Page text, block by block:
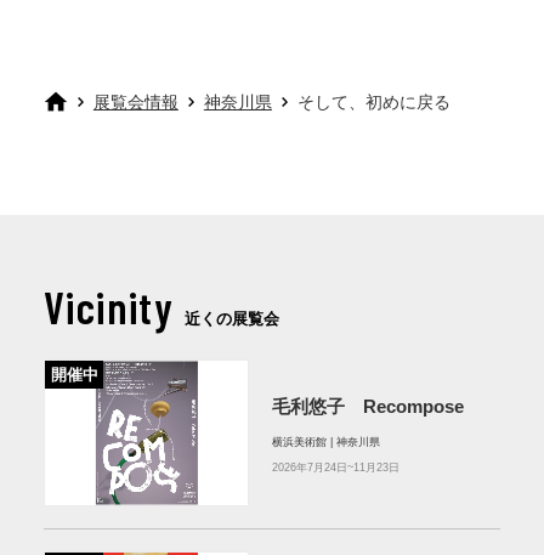
展覧会情報 神奈川県 そして、初めに戻る
Vicinity 近くの展覧会
開催中
毛利悠子 Recompose
横浜美術館 | 神奈川県
2026年7月24日~11月23日